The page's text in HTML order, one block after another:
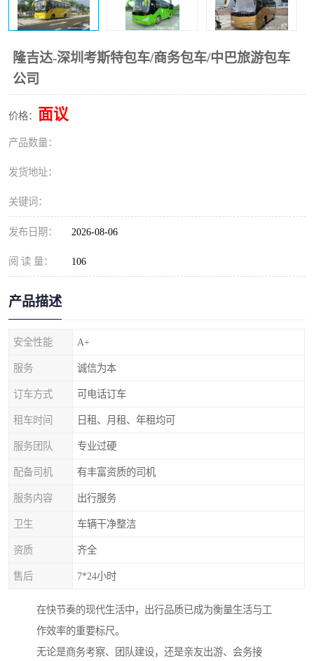
隆吉达-深圳考斯特包车/商务包车/中巴旅游包车
公司
价格： 面议
产品数量：
发货地址：
关键词：
发布日期： 2026-08-06
阅 读 量： 106
产品描述
安全性能 A+
服务 诚信为本
订车方式 可电话订车
租车时间 日租、月租、年租均可
服务团队 专业过硬
配备司机 有丰富资质的司机
服务内容 出行服务
卫生 车辆干净整洁
资质 齐全
售后 7*24小时
在快节奏的现代生活中，出行品质已成为衡量生活与工
作效率的重要标尺。
无论是商务考察、团队建设，还是亲友出游、会务接